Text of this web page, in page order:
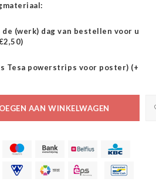
(werk) dag van bestellen voor u
Tesa powerstrips voor poster) (+
AAN WINKELWAGEN